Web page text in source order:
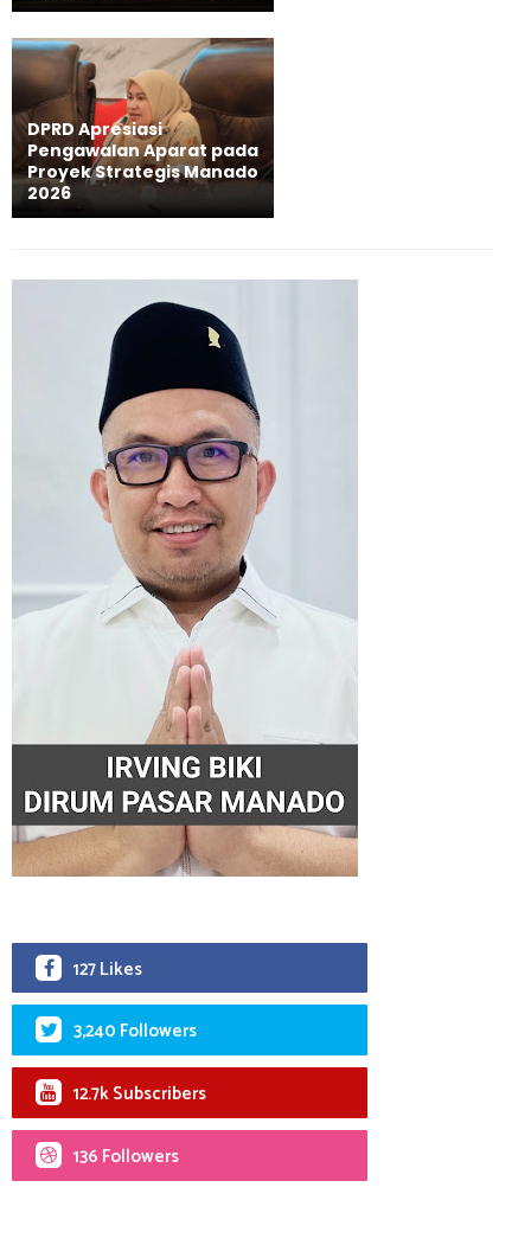
DPRD Apresiasi
Pengawalan Aparat pada
Proyek Strategis Manado
2026
127 Likes
3,240 Followers
12.7k Subscribers
136 Followers